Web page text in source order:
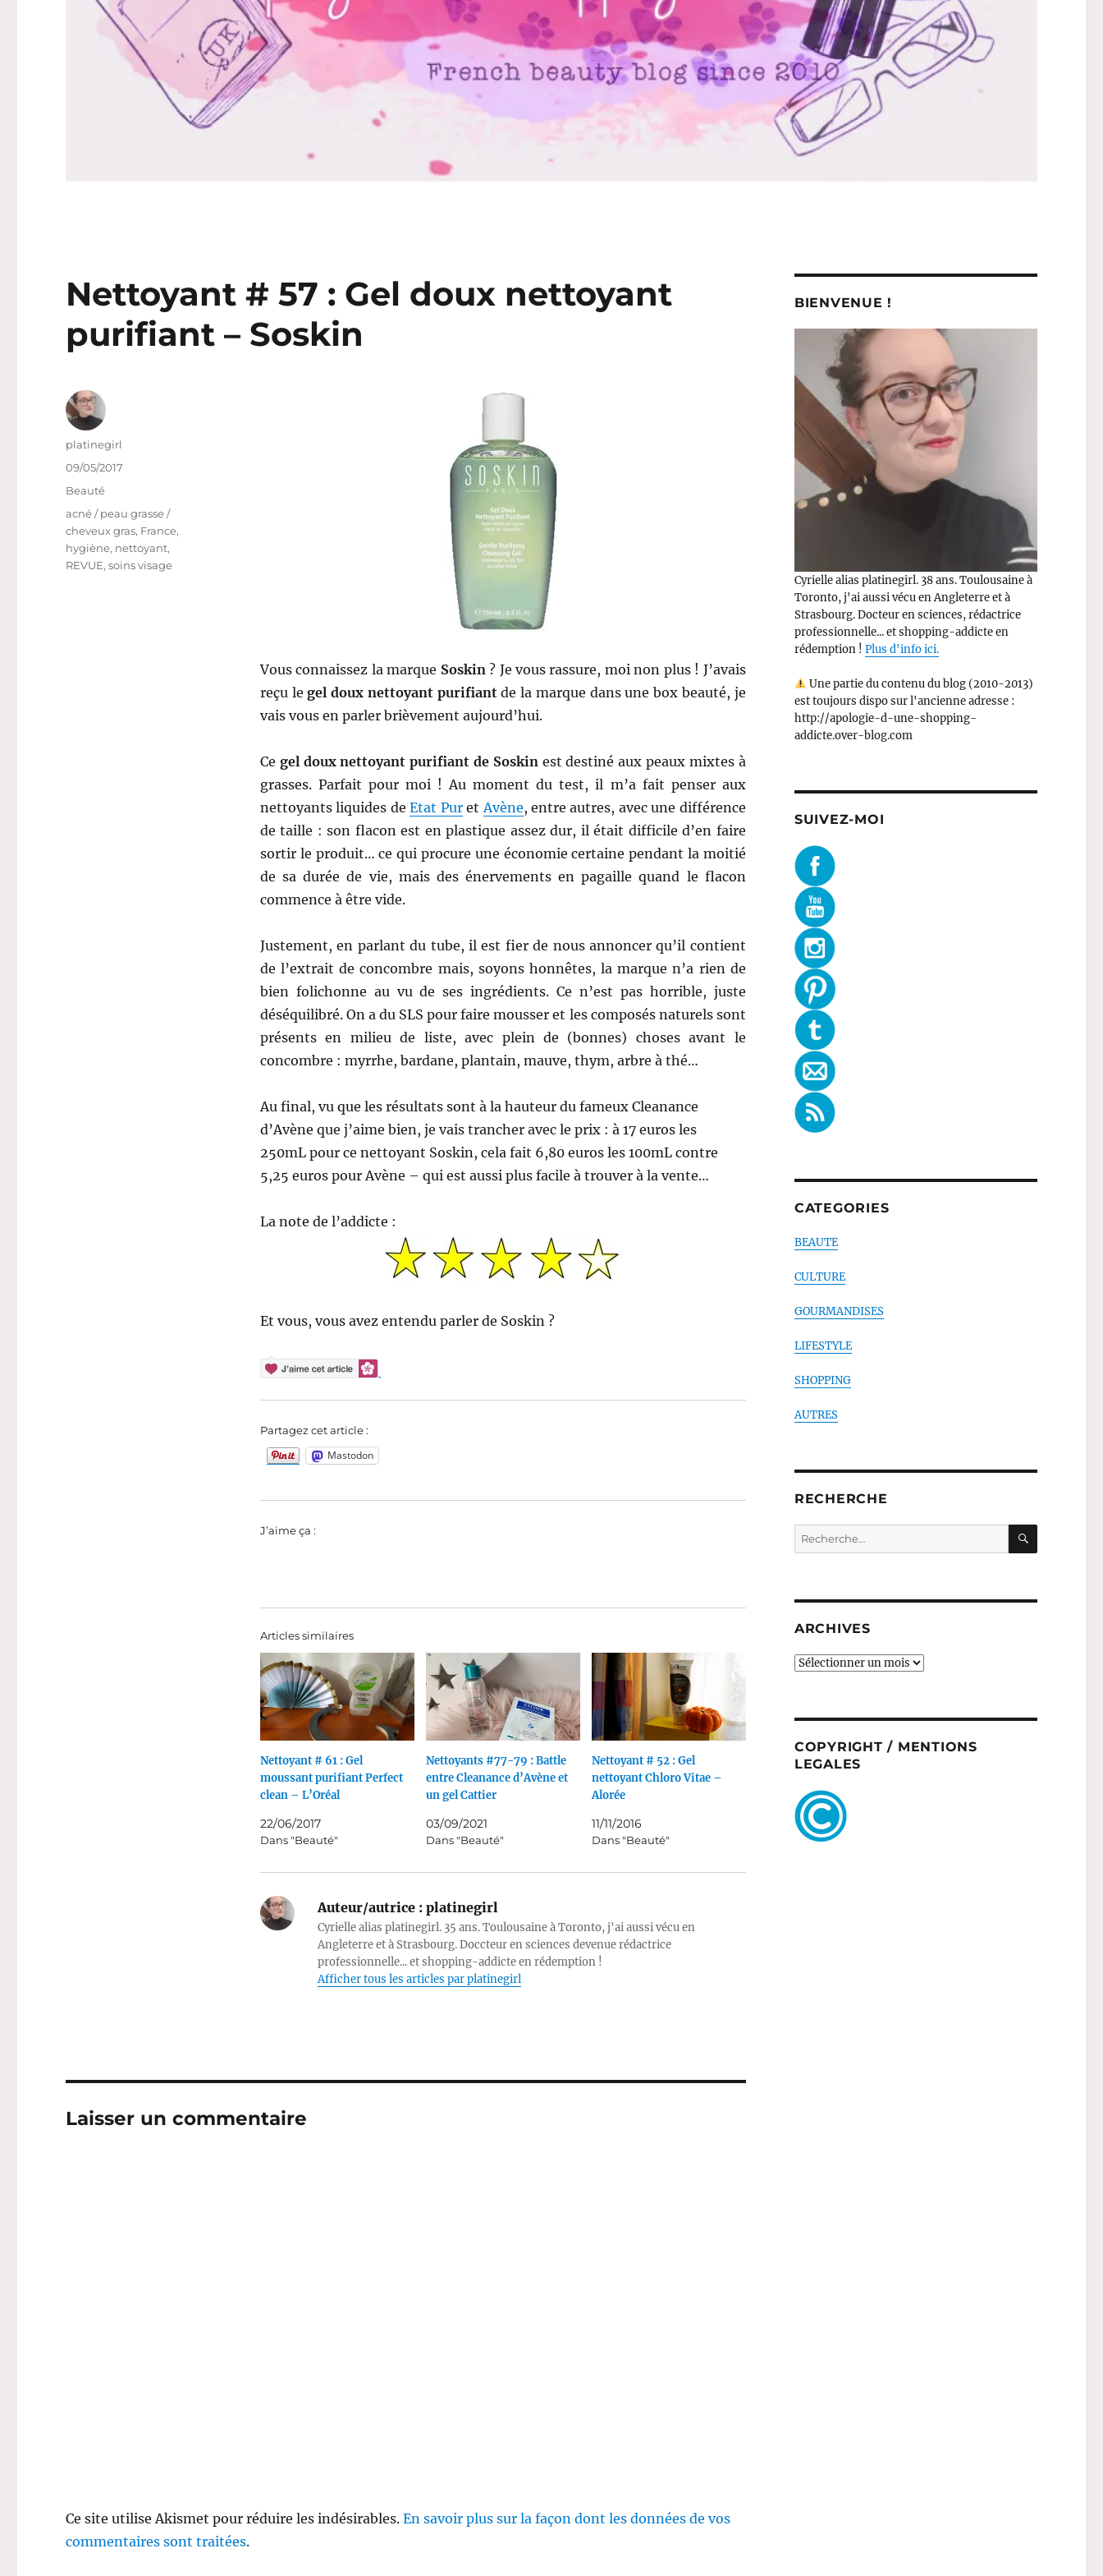
Nettoyant # 57 : Gel doux nettoyant
purifiant – Soskin
Vous connaissez la marque Soskin ? Je vous rassure, moi non plus ! J’avais
reçu legel doux nettoyant purifiantde la marque dans une box beauté, je
vais vous en parler brièvement aujourd’hui.
Ce gel doux nettoyant purifiant de Soskin est destiné aux peaux mixtes à
grasses. Parfait pour moi ! Au moment du test, il m’a fait penser aux
nettoyants liquides deEtat Puret Avène, entre autres, avec une différence
de taille : son flacon est en plastique assez dur, il était difficile d’en faire
sortir le produit… ce qui procure une économie certaine pendant la moitié
de sa durée de vie, mais des énervements en pagaille quand le flacon
commence à être vide.
Justement, en parlant du tube, il est fier de nous annoncer qu’il contient
de l’extrait de concombre mais, soyons honnêtes, la marque n’a rien de
bien folichonne au vu de ses ingrédients. Ce n’est pas horrible, juste
déséquilibré. On a du SLS pour faire mousser et les composés naturels sont
présents en milieu de liste, avec plein de (bonnes) choses avant le
concombre : myrrhe, bardane, plantain, mauve, thym, arbre à thé…
Au final, vu que les résultats sont à la hauteur du fameux Cleanance
d’Avène que j’aime bien, je vais trancher avec le prix : à 17 euros les
250mL pour ce nettoyant Soskin, cela fait 6,80 euros les 100mL contre
5,25 euros pour Avène – qui est aussi plus facile à trouver à la vente…
La note de l’addicte :
Et vous, vous avez entendu parler de Soskin ?
Partagez cet article :
Mastodon
J’aime ça :
Articles similaires
Nettoyant # 61 : Gel
moussant purifiant Perfect
clean – L’Oréal
22/06/2017
Dans "Beauté"
Nettoyants #77-79 : Battle
entre Cleanance d’Avène et
un gel Cattier
03/09/2021
Dans "Beauté"
Nettoyant # 52 : Gel
nettoyant Chloro Vitae –
Alorée
11/11/2016
Dans "Beauté"
Auteur/autrice :platinegirl
Cyrielle alias platinegirl. 35 ans. Toulousaine à Toronto, j'ai aussi vécu en
Angleterre et à Strasbourg. Doccteur en sciences devenue rédactrice
professionnelle... et shopping-addicte en rédemption !
Afficher tous les articles par platinegirl
Auteur
platinegirl
Publié
09/05/2017
Catégories
Beauté
Étiquettes
acné / peau grasse /
cheveux gras, France,
hygiène, nettoyant,
REVUE,soins visage
Laisser un commentaire
Ce site utilise Akismet pour réduire les indésirables.En savoir plus sur la façon dont les données de vos
commentaires sont traitées.
BIENVENUE !
Cyrielle alias platinegirl. 38 ans. Toulousaine à
Toronto, j'ai aussi vécu en Angleterre et à
Strasbourg. Docteur en sciences, rédactrice
professionnelle... et shopping-addicte en
rédemption ! Plus d'info ici.
Une partie du contenu du blog (2010-2013)
est toujours dispo sur l'ancienne adresse :
http://apologie-d-une-shopping-
addicte.over-blog.com
SUIVEZ-MOI
CATEGORIES
BEAUTE
CULTURE
GOURMANDISES
LIFESTYLE
SHOPPING
AUTRES
RECHERCHE
Recherche
pour :
ARCHIVES
ARCHIVES
COPYRIGHT / MENTIONS
LEGALES